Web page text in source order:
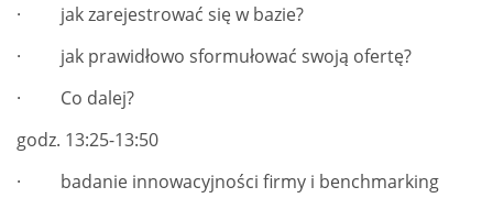
· jak zarejestrować się w bazie?
· jak prawidłowo sformułować swoją ofertę?
· Co dalej?
godz. 13:25-13:50
· badanie innowacyjności firmy i benchmarking